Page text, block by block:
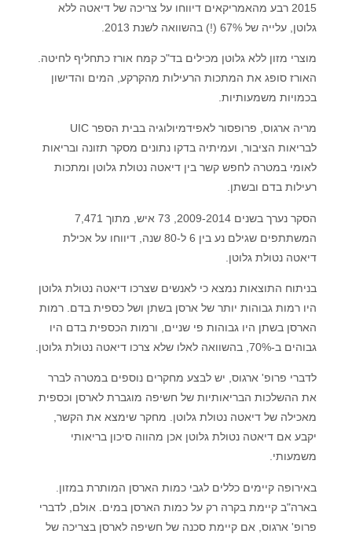
2015 רבע מהאמריקאים דיווחו על צריכה של דיאטה ללא
גלוטן, עלייה של 67% (!) בהשוואה לשנת 2013.
מוצרי מזון ללא גלוטן מכילים בד"כ קמח אורז כתחליף לחיטה.
האורז סופג את המתכות הרעילות מהקרקע, המים והדישון
בכמויות משמעותיות.
מריה ארגוס, פרופסור לאפידמיולוגיה בבית הספר UIC
לבריאות הציבור, ועמיתיה בדקו נתונים מסקר תזונה ובריאות
לאומי במטרה לחפש קשר בין דיאטה נטולת גלוטן ומתכות
רעילות בדם ובשתן.
הסקר נערך בשנים 2009-2014, 73 איש, מתוך 7,471
המשתתפים שגילם נע בין 6 ל-80 שנה, דיווחו על אכילת
דיאטה נטולת גלוטן.
בניתוח התוצאות נמצא כי לאנשים שצרכו דיאטה נטולת גלוטן
היו רמות גבוהות יותר של ארסן בשתן ושל כספית בדם. רמות
הארסן בשתן היו גבוהות פי שניים, ורמות הכספית בדם היו
גבוהים ב-70%, בהשוואה לאלו שלא צרכו דיאטה נטולת גלוטן.
לדברי פרופ' ארגוס, יש לבצע מחקרים נוספים במטרה לברר
את ההשלכות הבריאותיות של חשיפה מוגברת לארסן וכספית
מאכילה של דיאטה נטולת גלוטן. מחקר שימצא את הקשר,
יקבע אם דיאטה נטולת גלוטן אכן מהווה סיכון בריאותי
משמעותי.
באירופה קיימים כללים לגבי כמות הארסן המותרת במזון.
בארה"ב קיימת בקרה רק על כמות הארסן במים. אולם, לדברי
פרופ' ארגוס, אם קיימת סכנה של חשיפה לארסן בצריכה של